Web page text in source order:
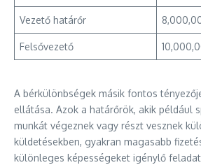
Vezető határőr
Felsővezető
A bérkülönbségek másik fontos
ellátása. Azok a határőrök, akik például
munkát végeznek vagy részt vesznek
küldetésekben, gyakran magasabb
különleges képességeket igénylő